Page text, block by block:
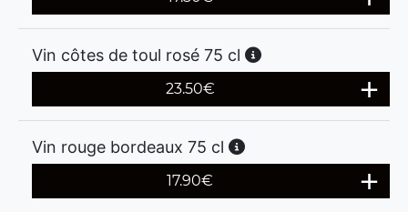
Vin côtes de toul rosé 75 cl
23.50€
Vin rouge bordeaux 75 cl
17.90€